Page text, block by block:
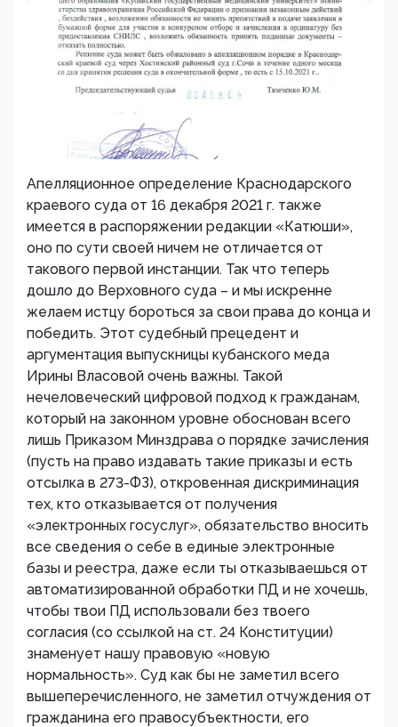
Апелляционное определение Краснодарского
краевого суда от 16 декабря 2021 г. также
имеется в распоряжении редакции «Катюши»,
оно по сути своей ничем не отличается от
такового первой инстанции. Так что теперь
дошло до Верховного суда – и мы искренне
желаем истцу бороться за свои права до конца и
победить. Этот судебный прецедент и
аргументация выпускницы кубанского меда
Ирины Власовой очень важны. Такой
нечеловеческий цифровой подход к гражданам,
который на законном уровне обоснован всего
лишь Приказом Минздрава о порядке зачисления
(пусть на право издавать такие приказы и есть
отсылка в 273-ФЗ), откровенная дискриминация
тех, кто отказывается от получения
«электронных госуслуг», обязательство вносить
все сведения о себе в единые электронные
базы и реестра, даже если ты отказываешься от
автоматизированной обработки ПД и не хочешь,
чтобы твои ПД использовали без твоего
согласия (со ссылкой на ст. 24 Конституции)
знаменует нашу правовую «новую
нормальность». Суд как бы не заметил всего
вышеперечисленного, не заметил отчуждения от
гражданина его правосубъектности, его